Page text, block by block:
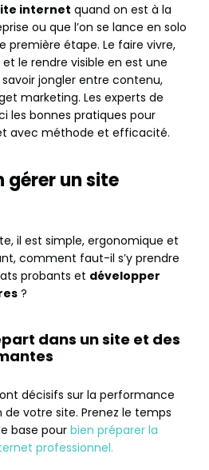
internet quand on est à la
ou que l’on se lance en solo
première étape. Le faire vivre,
et le rendre visible en est une
jongler entre contenu,
marketing. Les experts de
les bonnes pratiques pour
avec méthode et efficacité.
gérer un site
il est simple, ergonomique et
comment faut-il s’y prendre
probants et développer
?
dans un site et des
décisifs sur la performance
votre site. Prenez le temps
base pour bien préparer la
professionnel.